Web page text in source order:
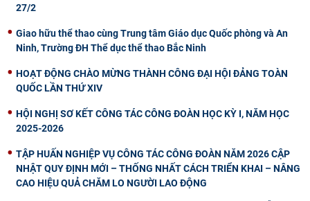
27/2
Giao hữu thể thao cùng Trung tâm Giáo dục Quốc phòng và An
Ninh, Trường ĐH Thể dục thể thao Bắc Ninh
HOẠT ĐỘNG CHÀO MỪNG THÀNH CÔNG ĐẠI HỘI ĐẢNG TOÀN
QUỐC LẦN THỨ XIV
HỘI NGHỊ SƠ KẾT CÔNG TÁC CÔNG ĐOÀN HỌC KỲ I, NĂM HỌC
2025-2026
TẬP HUẤN NGHIỆP VỤ CÔNG TÁC CÔNG ĐOÀN NĂM 2026 CẬP
NHẬT QUY ĐỊNH MỚI – THỐNG NHẤT CÁCH TRIỂN KHAI – NÂNG
CAO HIỆU QUẢ CHĂM LO NGƯỜI LAO ĐỘNG